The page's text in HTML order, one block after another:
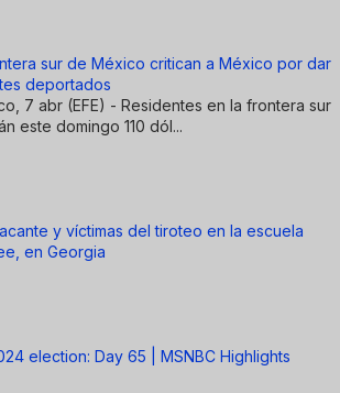
sur de México critican a México por dar
deportados
7 abr (EFE) - Residentes en la frontera sur
este domingo 110 dól...
y víctimas del tiroteo en la escuela
en Georgia
election: Day 65 | MSNBC Highlights